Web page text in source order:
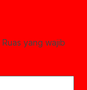
Ruas yang wajib